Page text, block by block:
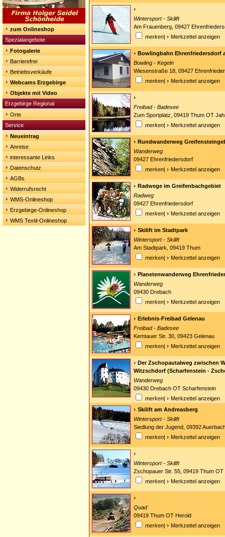
zum Onlineshop
Spezialangebote
Fotogalerie
Barrierefrei
Betriebsverkäufe
Webcams Erzgebirge
Objekte mit Video
Erzgebirge Regional
Orte
Service
Neueintrag
Anreise
interessante Links
Datenschutz
AGBs
Widerrufsrecht
WMS-Onlineshop
Erzgebirge-Onlineshop
WMS Textil-Onlineshop
Wintersport - Skilift
Am Frauenberg, 09427
merken| Merkzettel anzeigen
Bowlingbahn Ehrenfriedersdorf
Bowling - Kegeln
Wiesenstraße 18, 09427
merken| Merkzettel anzeigen
Freibad - Badesee
Zum Sportplatz, 09419 Thum OT
merken| Merkzettel anzeigen
Rundwanderweg
Wanderweg
09427 Ehrenfriedersdorf
merken| Merkzettel anzeigen
Radwege im Greifenbachgebiet
Radweg
09427 Ehrenfriedersdorf
merken| Merkzettel anzeigen
Skilift im Stadtpark
Wintersport - Skilift
Am Stadtpark, 09419 Thum
merken| Merkzettel anzeigen
Planetenwanderweg
Wanderweg
09430 Drebach
merken| Merkzettel anzeigen
Erlebnis-Freibad Gelenau
Freibad - Badesee
Kemtauer Str. 30, 09423 Gelenau
merken| Merkzettel anzeigen
Der Zschopautalweg zwischen
Witzschdorf (Scharfenstein -
Wanderweg
09430 Drebach OT Scharfenstein
merken|
Merkzettel anzeigen
Skilift am Andreasberg
Wintersport - Skilift
Siedlung der Jugend, 09392
merken| Merkzettel anzeigen
Wintersport - Skilift
Zschopauer Str. 55, 09419 Thum OT
merken| Merkzettel anzeigen
Quad
09419 Thum OT Herold
merken| Merkzettel anzeigen